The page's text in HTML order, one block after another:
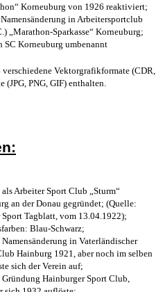
Korneuburg von 1926 reaktiviert;
Namensänderung in Arbeitersportclub
„Marathon-Sparkasse“ Korneuburg;
SC Korneuburg umbenannt
Vektorgrafikformate (CDR,
PNG, GIF) enthalten.
als Arbeiter Sport Club „Sturm“
an der Donau gegründet; (Quelle:
Sport Tagblatt, vom 13.04.1922);
Blau-Schwarz;
Namensänderung in Vaterländischer
Hainburg 1921, aber noch im selben
sich der Verein auf;
Gründung Hainburger Sport Club,